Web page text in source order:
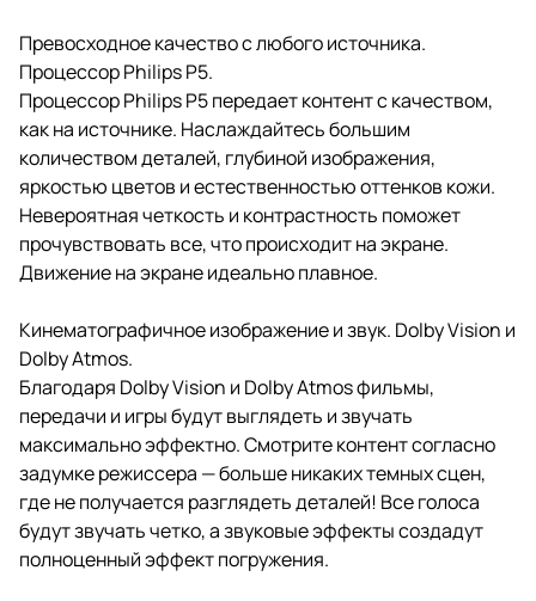
Превосходное качество с любого источника.
Процессор Philips P5.
Процессор Philips P5 передает контент с качеством,
как на источнике. Наслаждайтесь большим
количеством деталей, глубиной изображения,
яркостью цветов и естественностью оттенков кожи.
Невероятная четкость и контрастность поможет
прочувствовать все, что происходит на экране.
Движение на экране идеально плавное.
Кинематографичное изображение и звук. Dolby Vision и
Dolby Atmos.
Благодаря Dolby Vision и Dolby Atmos фильмы,
передачи и игры будут выглядеть и звучать
максимально эффектно. Смотрите контент согласно
задумке режиссера — больше никаких темных сцен,
где не получается разглядеть деталей! Все голоса
будут звучать четко, а звуковые эффекты создадут
полноценный эффект погружения.